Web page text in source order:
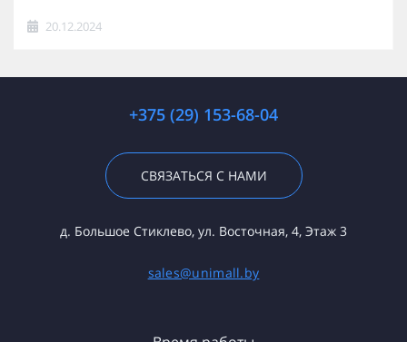
20.12.2024
+375 (29) 153-68-04
СВЯЗАТЬСЯ С НАМИ
д. Большое Стиклево, ул. Восточная, 4, Этаж 3
sales@unimall.by